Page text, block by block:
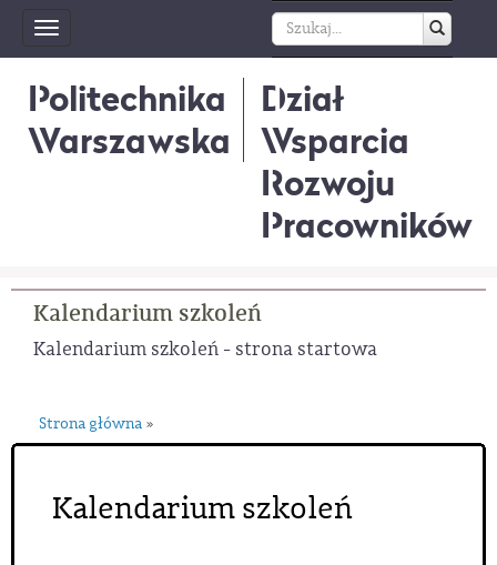
Toggle
navigation
Politechnika
Warszawska
Dział
Wsparcia
Rozwoju
Pracowników
Kalendarium szkoleń
Kalendarium szkoleń - strona startowa
Strona główna »
Kalendarium szkoleń